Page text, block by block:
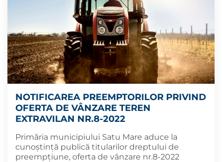
NOTIFICAREA PREEMPTORILOR PRIVIND
OFERTA DE VÂNZARE TEREN
EXTRAVILAN NR.8-2022
Primăria municipiului Satu Mare aduce la
cunoștință publică titularilor dreptului de
preempțiune, oferta de vânzare nr.8-2022